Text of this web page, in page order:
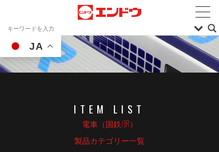
JA
ITEM LIST
電車（国鉄/JR）
製品カテゴリー一覧